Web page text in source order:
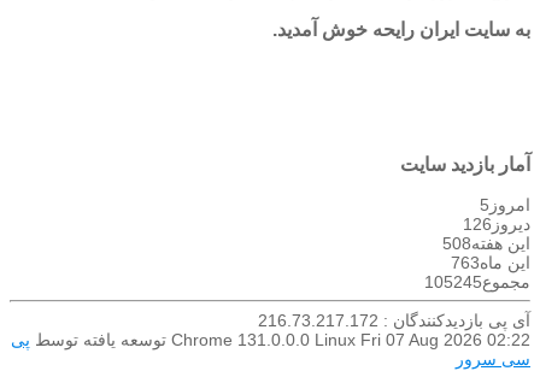
به سایت ایران رایحه خوش آمدید.
آمار بازدید سایت
امروز 5
دیروز 126
این هفته508
این ماه763
مجموع105245
آی پی بازدیدکنندگان : 216.73.217.172
Chrome 131.0.0.0 Linux Fri 07 Aug 2026 02:22 توسعه یافته توسط پی
سی سرور